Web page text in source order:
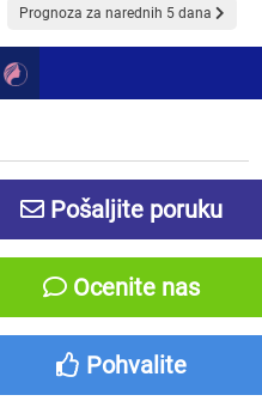
Prognoza za narednih 5 dana
Pošaljite poruku
Ocenite nas
Pohvalite